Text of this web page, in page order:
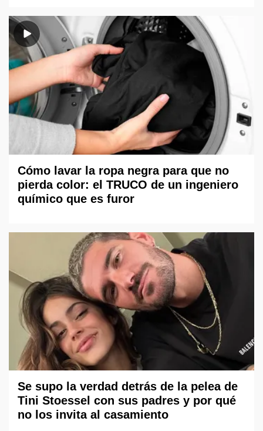
Cómo lavar la ropa negra para que no
pierda color: el TRUCO de un ingeniero
químico que es furor
Se supo la verdad detrás de la pelea de
Tini Stoessel con sus padres y por qué
no los invita al casamiento